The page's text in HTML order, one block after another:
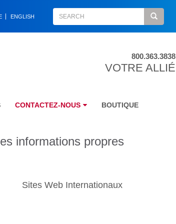
ENGLISH
800.363.3838
VOTRE ALLIÉ
CONTACTEZ-NOUS BOUTIQUE
informations propres
Sites Web Internationaux